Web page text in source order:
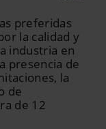
preferidas
la calidad y
industria en
presencia de
la
de
de 12